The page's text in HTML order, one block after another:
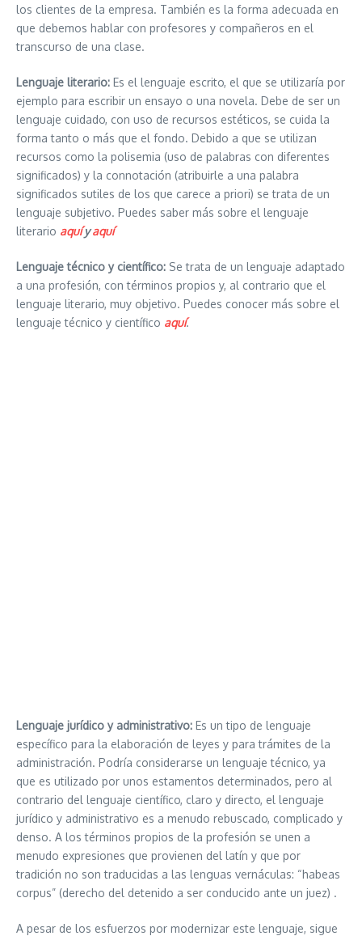
los clientes de la empresa. También es la forma adecuada en
que debemos hablar con profesores y compañeros en el
transcurso de una clase.
Lenguaje literario: Es el lenguaje escrito, el que se utilizaría por
ejemplo para escribir un ensayo o una novela. Debe de ser un
lenguaje cuidado, con uso de recursos estéticos, se cuida la
forma tanto o más que el fondo. Debido a que se utilizan
recursos como la polisemia (uso de palabras con diferentes
significados) y la connotación (atribuirle a una palabra
significados sutiles de los que carece a priori) se trata de un
lenguaje subjetivo. Puedes saber más sobre el lenguaje
literario aquíyaquí
Lenguaje técnico y científico: Se trata de un lenguaje adaptado
a una profesión, con términos propios y, al contrario que el
lenguaje literario, muy objetivo. Puedes conocer más sobre el
lenguaje técnico y científico aquí.
Lenguaje jurídico y administrativo: Es un tipo de lenguaje
específico para la elaboración de leyes y para trámites de la
administración. Podría considerarse un lenguaje técnico, ya
que es utilizado por unos estamentos determinados, pero al
contrario del lenguaje científico, claro y directo, el lenguaje
jurídico y administrativo es a menudo rebuscado, complicado y
denso. A los términos propios de la profesión se unen a
menudo expresiones que provienen del latín y que por
tradición no son traducidas a las lenguas vernáculas: “habeas
corpus” (derecho del detenido a ser conducido ante un juez) .
A pesar de los esfuerzos por modernizar este lenguaje, sigue